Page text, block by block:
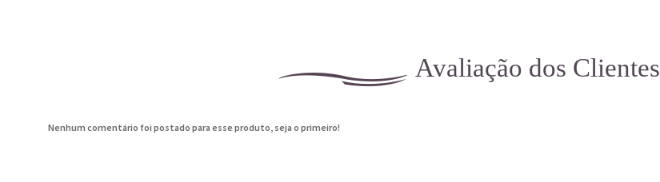
Avaliação dos Clientes
Nenhum comentário foi postado para esse produto, seja o primeiro!